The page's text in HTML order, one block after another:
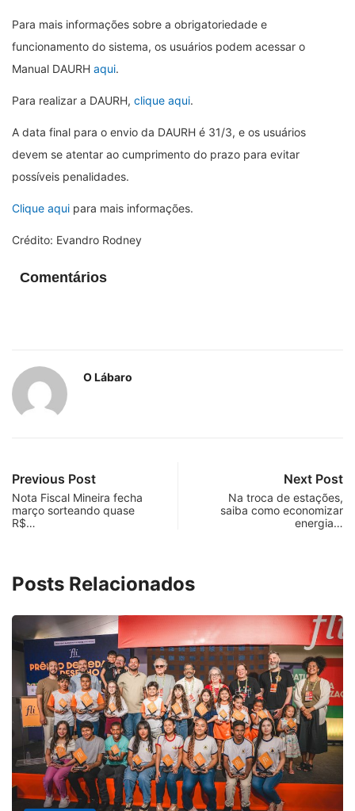
Para mais informações sobre a obrigatoriedade e
funcionamento do sistema, os usuários podem acessar o
Manual DAURH aqui.
Para realizar a DAURH, clique aqui.
A data final para o envio da DAURH é 31/3, e os usuários
devem se atentar ao cumprimento do prazo para evitar
possíveis penalidades.
Clique aqui para mais informações.
Crédito: Evandro Rodney
Comentários
O Lábaro
Previous Post
Nota Fiscal Mineira fecha
março sorteando quase
R$…
Next Post
Na troca de estações,
saiba como economizar
energia…
Posts Relacionados